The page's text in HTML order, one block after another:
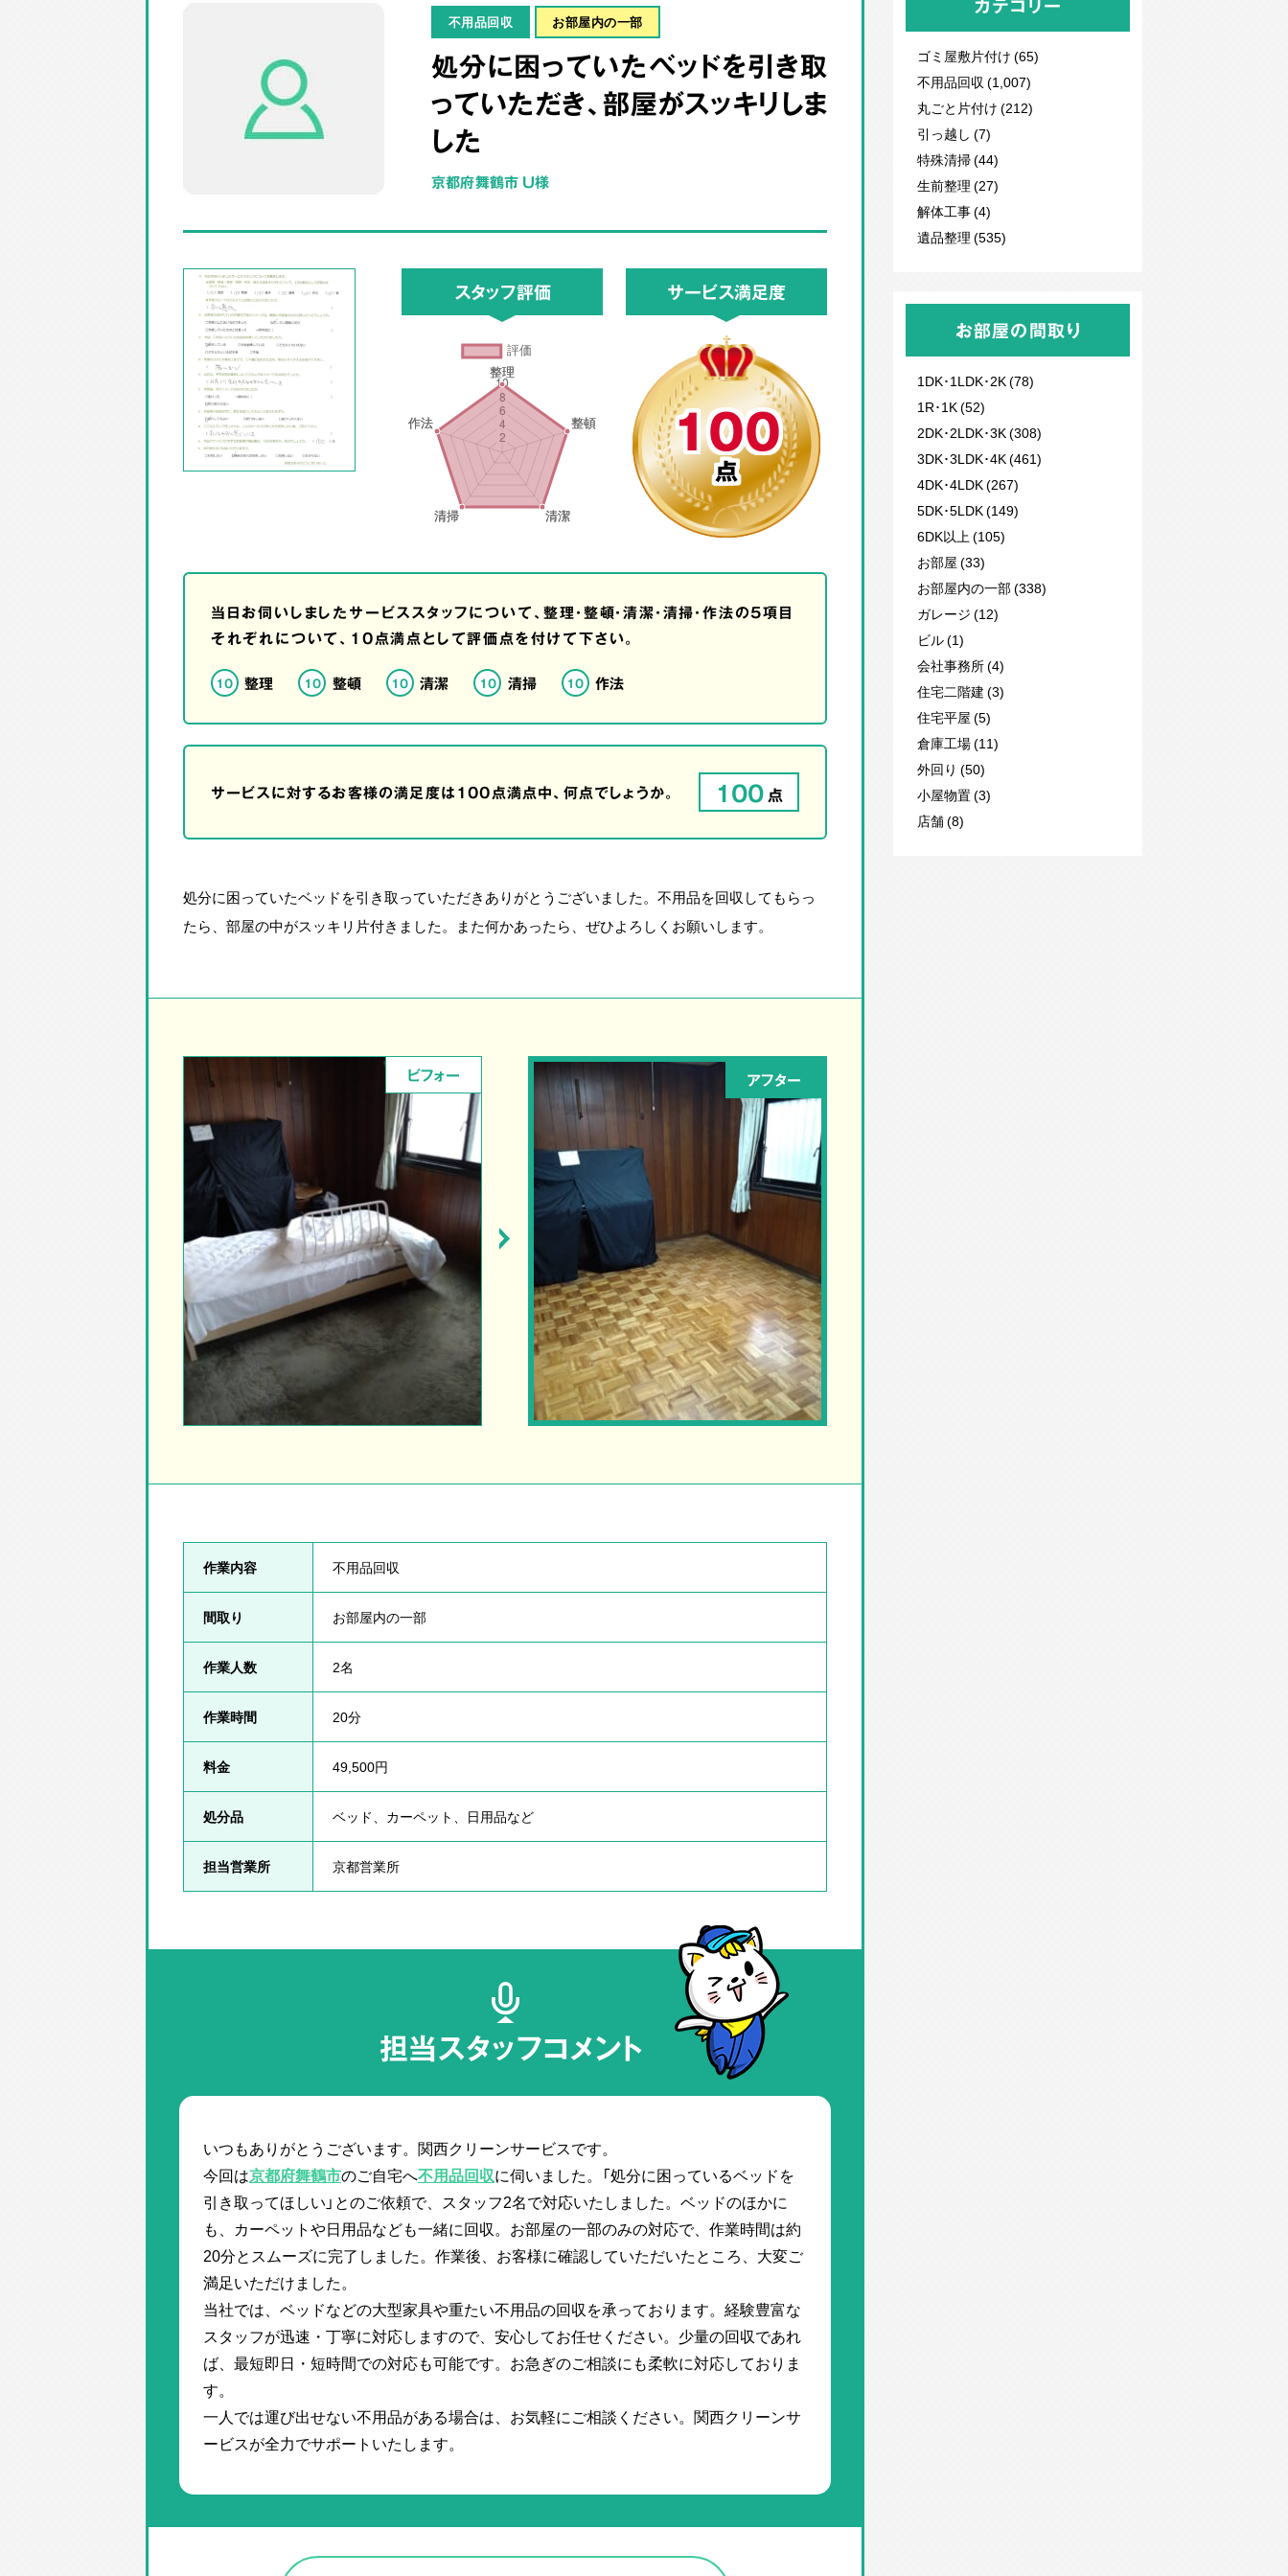
不用品回収 お部屋内の一部
処分に困っていたベッドを引き取
っていただき、部屋がスッキリしま
した
京都府舞鶴市 U様
スタッフ評価 サービス満足度
100
点
当日お伺いしましたサービススタッフについて、整理・整頓・清潔・清掃・作法の5項目
それぞれについて、10点満点として評価点を付けて下さい。
10 整理 10 整頓 10 清潔 10 清掃 10 作法
サービスに対するお客様の満足度は100点満点中、何点でしょうか。 100点
処分に困っていたベッドを引き取っていただきありがとうございました。不用品を回収してもらっ
たら、部屋の中がスッキリ片付きました。また何かあったら、ぜひよろしくお願いします。
ビフォー アフター
作業内容 不用品回収
間取り お部屋内の一部
作業人数 2名
作業時間 20分
料金 49,500円
処分品 ベッド、カーペット、日用品など
担当営業所 京都営業所
担当スタッフコメント
いつもありがとうございます。関西クリーンサービスです。
今回は京都府舞鶴市のご自宅へ不用品回収に伺いました。「処分に困っているベッドを
引き取ってほしい」とのご依頼で、スタッフ2名で対応いたしました。ベッドのほかに
も、カーペットや日用品なども一緒に回収。お部屋の一部のみの対応で、作業時間は約
20分とスムーズに完了しました。作業後、お客様に確認していただいたところ、大変ご
満足いただけました。
当社では、ベッドなどの大型家具や重たい不用品の回収を承っております。経験豊富な
スタッフが迅速・丁寧に対応しますので、安心してお任せください。少量の回収であれ
ば、最短即日・短時間での対応も可能です。お急ぎのご相談にも柔軟に対応しておりま
す。
一人では運び出せない不用品がある場合は、お気軽にご相談ください。関西クリーンサ
ービスが全力でサポートいたします。
カテゴリー
ゴミ屋敷片付け (65)
不用品回収 (1,007)
丸ごと片付け (212)
引っ越し (7)
特殊清掃 (44)
生前整理 (27)
解体工事 (4)
遺品整理 (535)
お部屋の間取り
1DK･1LDK･2K (78)
1R･1K (52)
2DK･2LDK･3K (308)
3DK･3LDK･4K (461)
4DK･4LDK (267)
5DK･5LDK (149)
6DK以上 (105)
お部屋 (33)
お部屋内の一部 (338)
ガレージ (12)
ビル (1)
会社事務所 (4)
住宅二階建 (3)
住宅平屋 (5)
倉庫工場 (11)
外回り (50)
小屋物置 (3)
店舗 (8)